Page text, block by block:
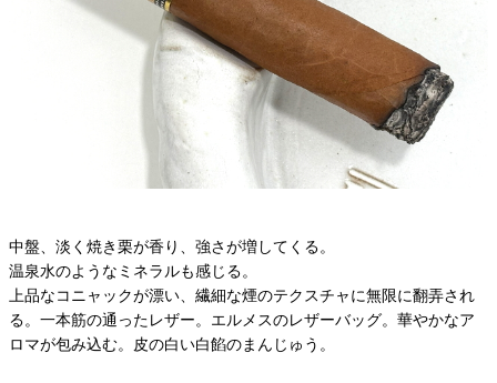
中盤、淡く焼き栗が香り、強さが増してくる。
温泉水のようなミネラルも感じる。
上品なコニャックが漂い、繊細な煙のテクスチャに無限に翻弄され
る。一本筋の通ったレザー。エルメスのレザーバッグ。華やかなア
ロマが包み込む。皮の白い白餡のまんじゅう。